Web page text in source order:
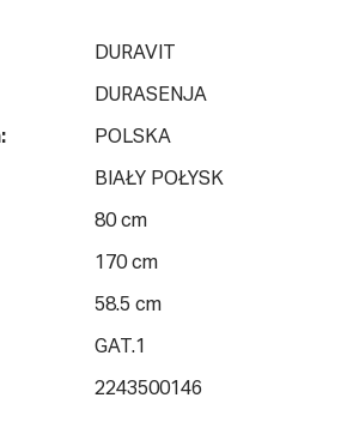
DURAVIT
DURASENJA
POLSKA
BIAŁY POŁYSK
80 cm
170 cm
58.5 cm
GAT.1
2243500146